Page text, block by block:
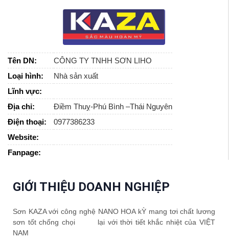
Tên DN:
CÔNG TY TNHH SƠN LIHO
Loại hình:
Nhà sản xuất
Lĩnh vực:
Địa chỉ:
Điềm Thuỵ-Phú Bình –Thái Nguyên
Điện thoại:
0977386233
Website:
Fanpage:
GIỚI THIỆU DOANH NGHIỆP
Sơn KAZA với công nghệ NANO HOA kỲ mang tơi chất lương
sơn tốt chống chọi lại với thời tiết khắc nhiệt của VIỆT
NAM